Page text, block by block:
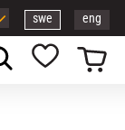
swe eng
Favoriter
Kundvagn